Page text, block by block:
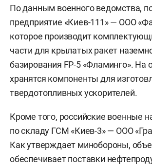
По данным военного ведомства,
предприятие «Киев-111» — ООО
которое производит
части для крылатых ракет
базирования FP-5 «Фламинго». На
хранятся компоненты для
твердотопливных ускорителей.
Кроме того, российские военные
по складу ГСМ «Киев-3» — ООО
Как утверждает минобороны,
обеспечивает поставки